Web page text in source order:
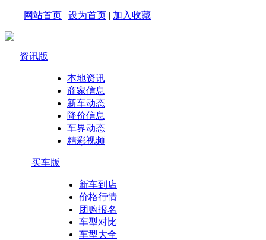
网站首页 | 设为首页 | 加入收藏
资讯版
本地资讯
商家信息
新车动态
降价信息
车界动态
精彩视频
买车版
新车到店
价格行情
团购报名
车型对比
车型大全